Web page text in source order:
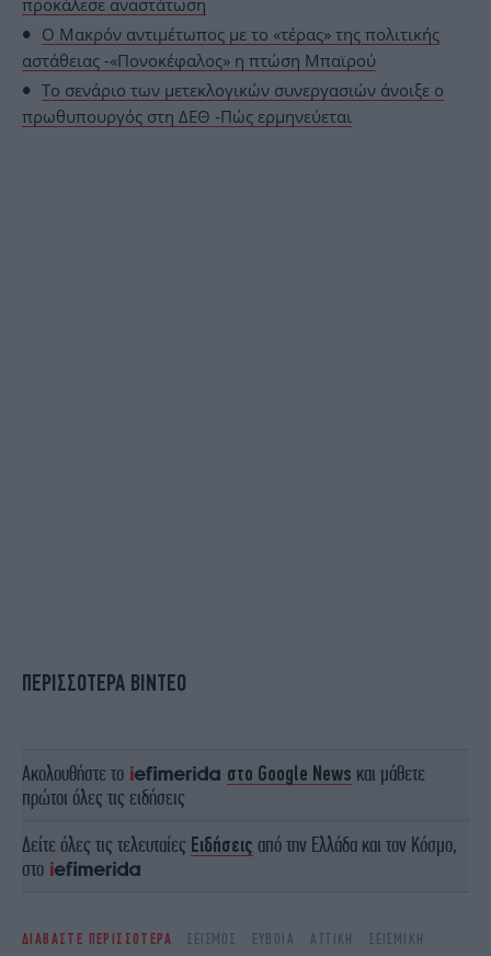
προκάλεσε αναστάτωση
Ο Μακρόν αντιμέτωπος με το «τέρας» της πολιτικής
αστάθειας -«Πονοκέφαλος» η πτώση Μπαϊρού
Το σενάριο των μετεκλογικών συνεργασιών άνοιξε ο
πρωθυπουργός στη ΔΕΘ -Πώς ερμηνεύεται
ΠΕΡΙΣΣΟΤΕΡΑ ΒΙΝΤΕΟ
Ακολουθήστε το στο Google News και μάθετε
πρώτοι όλες τις ειδήσεις
Δείτε όλες τις τελευταίες Ειδήσεις από την Ελλάδα και τον Κόσμο,
στο
ΔΙΑΒΑΣΤΕ ΠΕΡΙΣΣΟΤΕΡΑ ΣΕΙΣΜΌΣ ΕΎΒΟΙΑ ΑΤΤΙΚΉ
ΣΕΙΣΜΙΚΉ